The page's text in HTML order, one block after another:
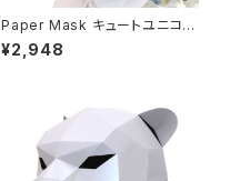
Paper Mask キュートユニコー
ン Cute unicon
¥2,948